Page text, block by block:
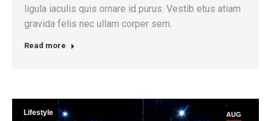
ligula iaculis quis ornare id purus. Vestib etus atiam
gravida felis nec ullam corper sem.
Read more
AUG
Lifestyle